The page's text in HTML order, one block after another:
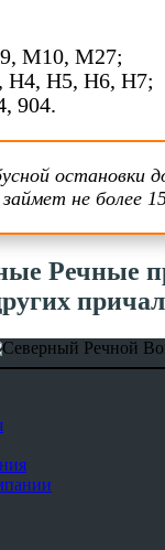
М10, М27;
Н4, Н5, Н6, Н7;
904.
остановки
займет не более
Речные